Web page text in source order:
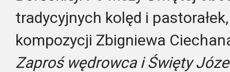
tradycyjnych kolęd i
kompozycji Zbigniewa
Zaproś wędrowca i Święty